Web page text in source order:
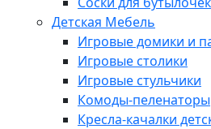
Детская Мебель
Игровые домики и
Игровые столики
Игровые стульчики
Комоды-пеленаторы
Кресла-качалки